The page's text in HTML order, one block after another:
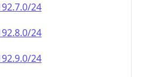
24
24
24